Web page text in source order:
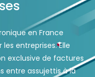
en France
entreprises. Elle
exclusive de factures
entre assujettis à la